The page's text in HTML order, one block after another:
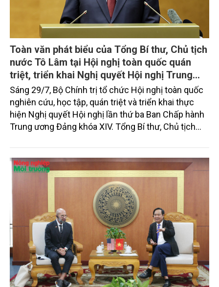
Toàn văn phát biểu của Tổng Bí thư, Chủ tịch
nước Tô Lâm tại Hội nghị toàn quốc quán
triệt, triển khai Nghị quyết Hội nghị Trung
ương 3, khóa XIV
Sáng 29/7, Bộ Chính trị tổ chức Hội nghị toàn quốc
nghiên cứu, học tập, quán triệt và triển khai thực
Trung ương Đảng khóa XIV. Tổng Bí thư, Chủ tịch
nước Tô Lâm đã có bài phát biểu chỉ đạo quan
trọng. Tạp chí Nông nghiệp và Môi trường trân trọng
giới thiệu toàn văn bài phát biểu của đồng chí Tổng
Bí thư, Chủ tịch nước.